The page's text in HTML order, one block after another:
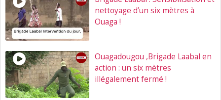
nettoyage d’un six mètres à
Ouaga !
Ouagadougou ,Brigade Laabal en
action : un six mètres
illégalement fermé !